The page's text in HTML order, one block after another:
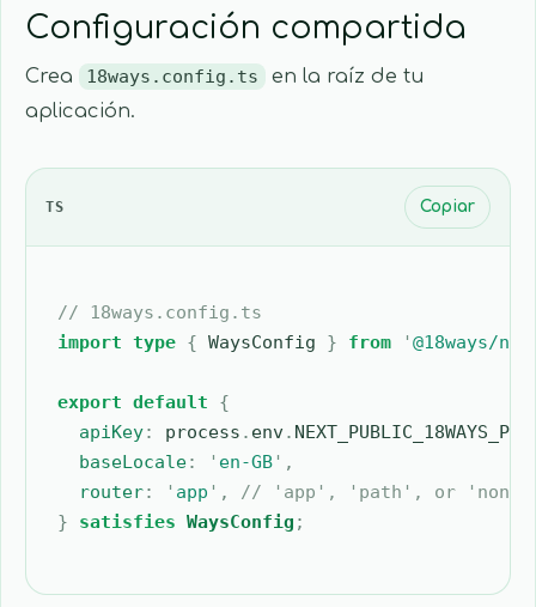
Configuración compartida
Crea 18ways.config.ts
en la raíz de tu
aplicación.
TS Copiar
// 18ways.config.ts
import type { WaysConfig } from ' @18ways/
export default {
  apiKey
: process . env.
  baseLocale
: ' en-GB' ,
  router
: ' app ' ,
// 'app', 'path', or 'none'
} satisfies WaysConfig ;